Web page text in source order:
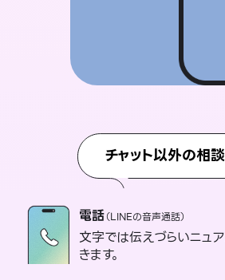
チャット以外の相
電話（LINEの音声通話）
文字では伝えづらいニュ
きます。